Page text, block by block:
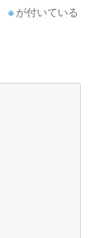
※ が付いている